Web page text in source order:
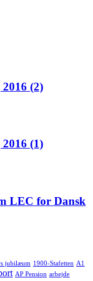
(2)
(1)
LEC for Dansk
jubilæum 1900-Stafetten A1
AP Pension arbejde